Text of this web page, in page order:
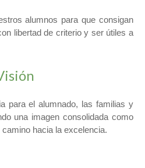
alumnos para que consigan
libertad de criterio y ser útiles a
para el alumnado, las familias y
una imagen consolidada como
hacia la excelencia.